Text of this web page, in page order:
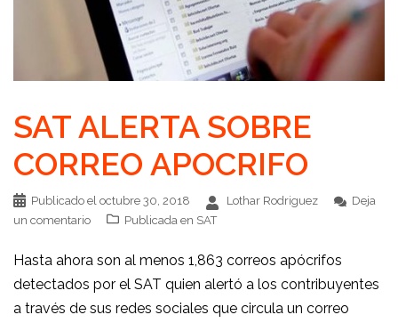
SAT ALERTA SOBRE
CORREO APOCRIFO
Publicado el octubre 30, 2018 Lothar Rodriguez
Deja
un comentario
Publicada en SAT
Hasta ahora son al menos 1,863 correos apócrifos
detectados por el SAT quien alertó a los contribuyentes
a través de sus redes sociales que circula un correo